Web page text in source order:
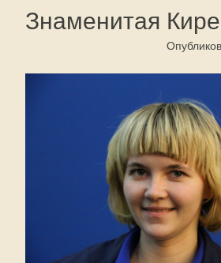
Знаменитая